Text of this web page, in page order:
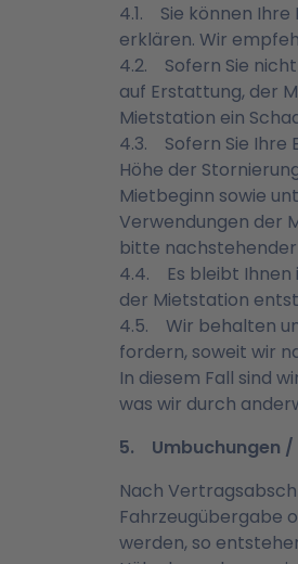
4.1. Sie können
erklären. Wir
4.2. Sofern Sie
auf Erstattung, der
Mietstation ein
4.3. Sofern Sie Ihre
Höhe der
Mietbeginn sowie
Verwendungen der
bitte nachstehender
4.4. Es bleibt Ihnen
der Mietstation
4.5. Wir behalten
fordern, soweit wir
In diesem Fall sind
was wir durch
5. Umbuchungen /
Nach
Fahrzeugübergabe
werden, so